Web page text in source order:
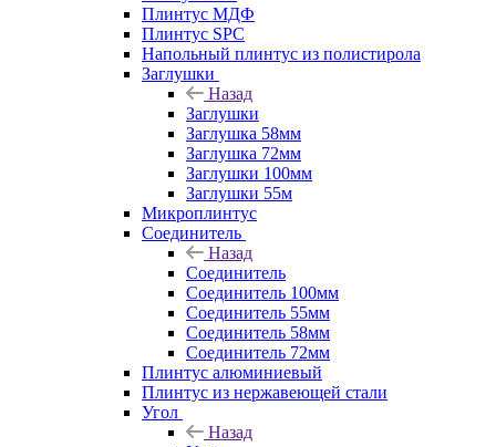
Плинтус МДФ
Плинтус SPC
Напольный плинтус из полистирола
Заглушки
Назад
Заглушки
Заглушка 58мм
Заглушка 72мм
Заглушки 100мм
Заглушки 55м
Микроплинтус
Соединитель
Назад
Соединитель
Соединитель 100мм
Соединитель 55мм
Соединитель 58мм
Соединитель 72мм
Плинтус алюминиевый
Плинтус из нержавеющей стали
Угол
Назад